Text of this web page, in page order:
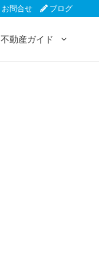
お問合せ ブログ
不動産ガイド